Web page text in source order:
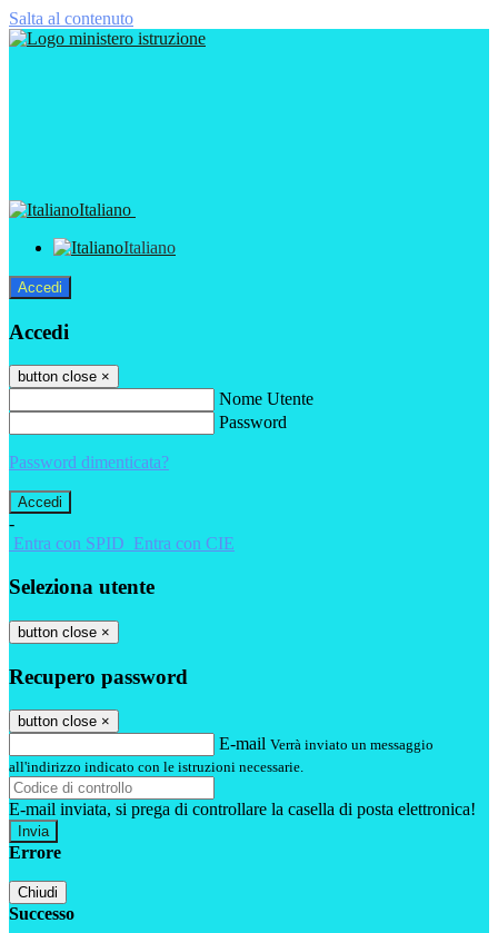
Salta al contenuto
Italiano
Italiano
Accedi
Accedi
button close ×
Nome Utente
Password
Password dimenticata?
-
Entra con SPID Entra con CIE
Seleziona utente
button close ×
Recupero password
button close ×
E-mail Verrà inviato un messaggio
all'indirizzo indicato con le istruzioni necessarie.
E-mail inviata, si prega di controllare la casella di posta elettronica!
Errore
Chiudi
Successo